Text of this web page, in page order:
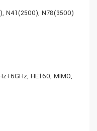
N41(2500), N78(3500)
HE160, MIMO,